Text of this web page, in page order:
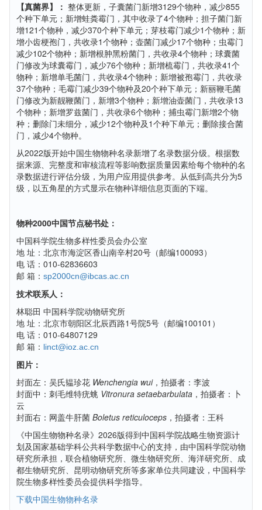
【真菌界】： 整体更新，子囊菌门新增3129个物种，减少855
个种下单元；新增蛙粪霉门，其中收录了4个物种；担子菌门新
增121个物种，减少370个种下单元；芽枝霉门减少1个物种；新
增小齿梗孢门，共收录1个物种；壶菌门减少17个物种；虫霉门
减少102个物种；新增根肿黑粉菌门，共收录4个物种；球囊菌
门修改为球囊霉门，减少76个物种；新增梳霉门，共收录41个
物种；新增单毛菌门，共收录4个物种；新增被孢霉门，共收录
37个物种；毛霉门减少39个物种及20个种下单元；新丽鞭毛菌
门修改为新靓鞭菌门，新增3个物种；新增油壶菌门，共收录13
个物种；新增罗兹菌门，共收录6个物种；捕虫霉门新增2个物
种；删除门未细分，减少12个物种及1个种下单元；删除接合菌
门，减少4个物种。
从2022版开始中国生物物种名录新增了名录数据分级。根据数
据来源、完整度和审核流程等影响数据质量因素给每个物种的名
录数据进行评估分级，为用户应用提供参考。从低到高共分为5
级，以五角星的方式显示在物种详细信息页面的下端。
物种2000中国节点秘书处：
中国科学院生物多样性委员会办公室
地 址：北京市海淀区香山南辛村20号（邮编100093）
电 话：010-62836603
邮 箱： sp2000cn@ibcas.ac.cn
技术联系人：
林聪田 中国科学院动物研究所
地 址：北京市朝阳区北辰西路1号院5号（邮编100101）
电 话：010-64807129
邮 箱： linct@ioz.ac.cn
图片：
封面左：吴氏韫珍花 Wenchengia wui，拍摄者：李波
封面中：刺毛维特疣䖴 Vitronura setaebarbulata ，拍摄者：卜
云
封面右：网盖牛肝菌 Boletus reticuloceps ，拍摄者：王科
《中国生物物种名录》2026版得到中国科学院战略生物资源计
划及国家基础学科公共科学数据中心的支持，由中国科学院动物
研究所承担，联合植物研究所、微生物研究所、海洋研究所、成
都生物研究所、昆明动物研究所等多家单位共同建设，中国科学
院生物多样性委员会提供科学指导。
下载中国生物物种名录